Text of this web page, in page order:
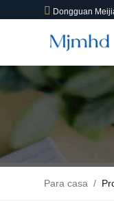
Dongguan
Para casa /